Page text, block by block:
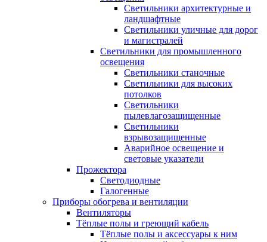
Светильники архитектурные и
ландшафтные
Светильники уличные для дорог
и магистралей
Светильники для промышленного
освещения
Светильники станочные
Светильники для высоких
потолков
Светильники
пылевлагозащищенные
Светильники
взрывозащищенные
Аварийное освещение и
световые указатели
Прожектора
Светодиодные
Галогенные
Приборы обогрева и вентиляции
Вентиляторы
Тёплые полы и греющий кабель
Тёплые полы и аксессуары к ним